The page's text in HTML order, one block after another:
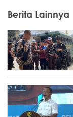
Berita Lainnya